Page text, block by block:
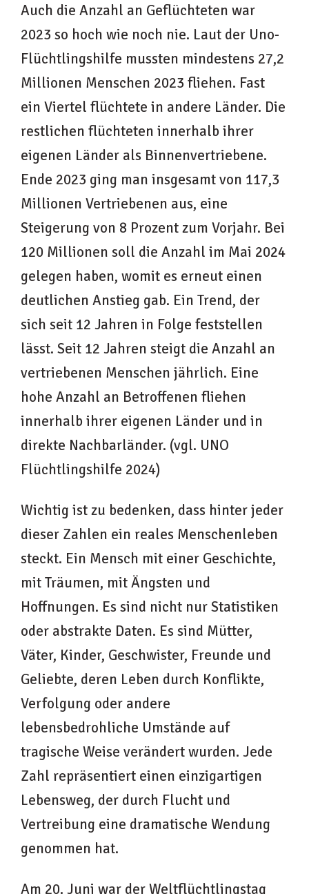
Auch die Anzahl an Geflüchteten war
2023 so hoch wie noch nie. Laut der Uno-
Flüchtlingshilfe mussten mindestens 27,2
Millionen Menschen 2023 fliehen. Fast
ein Viertel flüchtete in andere Länder. Die
restlichen flüchteten innerhalb ihrer
eigenen Länder als Binnenvertriebene.
Ende 2023 ging man insgesamt von 117,3
Millionen Vertriebenen aus, eine
Steigerung von 8 Prozent zum Vorjahr. Bei
120 Millionen soll die Anzahl im Mai 2024
gelegen haben, womit es erneut einen
deutlichen Anstieg gab. Ein Trend, der
sich seit 12 Jahren in Folge feststellen
lässt. Seit 12 Jahren steigt die Anzahl an
vertriebenen Menschen jährlich. Eine
hohe Anzahl an Betroffenen fliehen
innerhalb ihrer eigenen Länder und in
direkte Nachbarländer. (vgl. UNO
Flüchtlingshilfe 2024)
Wichtig ist zu bedenken, dass hinter jeder
dieser Zahlen ein reales Menschenleben
steckt. Ein Mensch mit einer Geschichte,
mit Träumen, mit Ängsten und
Hoffnungen. Es sind nicht nur Statistiken
oder abstrakte Daten. Es sind Mütter,
Väter, Kinder, Geschwister, Freunde und
Geliebte, deren Leben durch Konflikte,
Verfolgung oder andere
lebensbedrohliche Umstände auf
tragische Weise verändert wurden. Jede
Zahl repräsentiert einen einzigartigen
Lebensweg, der durch Flucht und
Vertreibung eine dramatische Wendung
genommen hat.
Am 20. Juni war der Weltflüchtlingstag